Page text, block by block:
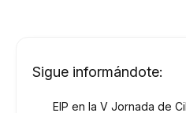
Sigue informándote:
EIP en la V Jornada de